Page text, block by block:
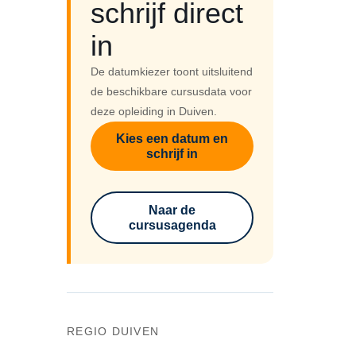
schrijf direct
in
De datumkiezer toont uitsluitend
de beschikbare cursusdata voor
deze opleiding in Duiven.
Kies een datum en
schrijf in
Naar de
cursusagenda
REGIO DUIVEN